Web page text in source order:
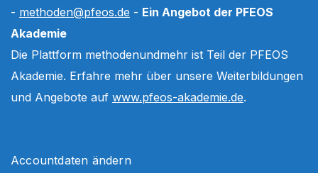
- methoden@pfeos.de - Ein Angebot der PFEOS
Akademie
Die Plattform methodenundmehr ist Teil der PFEOS
Akademie. Erfahre mehr über unsere Weiterbildungen
und Angebote auf www.pfeos-akademie.de.
Accountdaten ändern